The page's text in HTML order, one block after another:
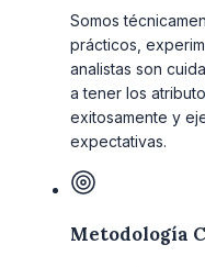
Somos
prácticos,
analistas son
a tener los
exitosamente y
expectativas.
Metodología